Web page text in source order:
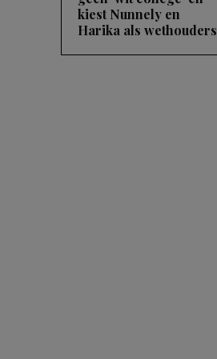
kiest Nunnely en
Harika als wethouders